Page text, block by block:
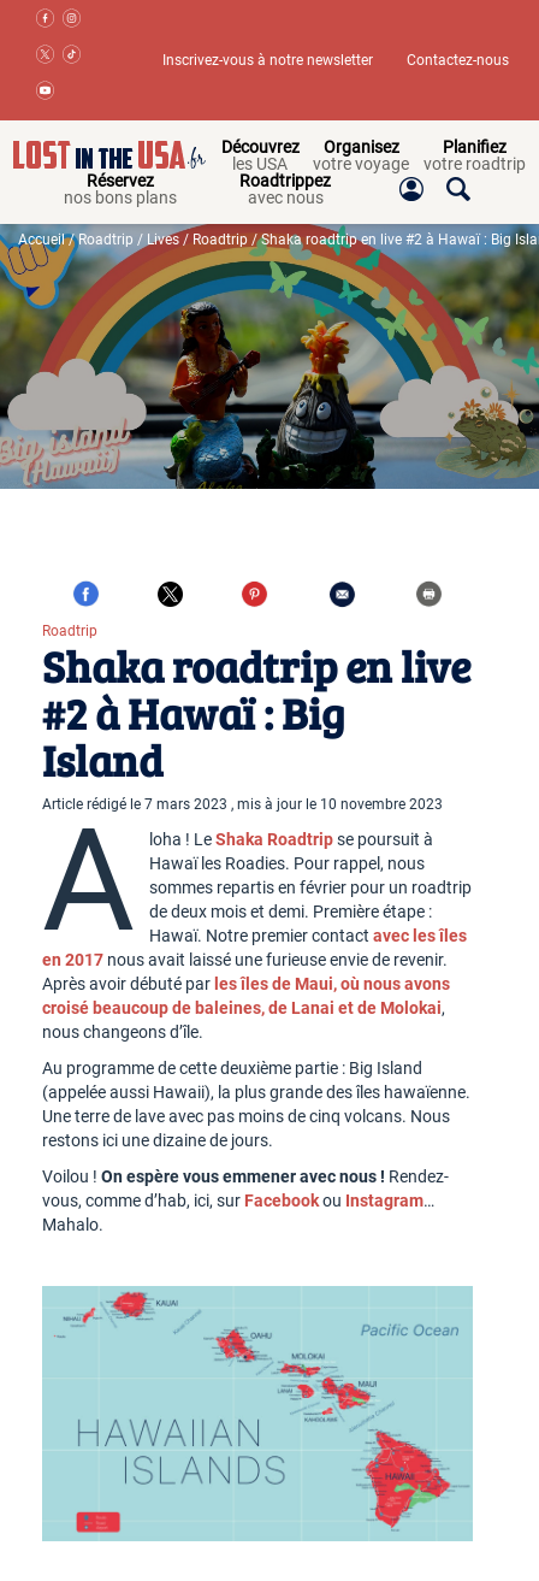
Inscrivez-vous à notre newsletter Contactez-nous
Découvrez
les USA
Organisez
votre voyage
Planifiez
votre roadtrip
Réservez
nos bons plans
Roadtrippez
avec nous
Accueil/Roadtrip / Lives / Roadtrip / Shaka roadtrip en live #2 à Hawaï : Big
Roadtrip
Shaka roadtrip en live
#2 à Hawaï : Big
Island
Article rédigé le 7 mars 2023 , mis à jour le 10 novembre 2023
A loha ! LeShaka Roadtripse poursuit à
Hawaï les Roadies. Pour rappel, nous
sommes repartis en février pour un roadtrip
de deux mois et demi. Première étape :
Hawaï. Notre premier contact avec les îles
en 2017 nous avait laissé une furieuse envie de revenir.
Après avoir débuté par les îles de Maui, où nous avons
croisé beaucoup de baleines, de Lanai et de Molokai,
nous changeons d’île.
Au programme de cette deuxième partie : Big Island
(appelée aussi Hawaii), la plus grande des îles hawaïenne.
Une terre de lave avec pas moins de cinq volcans. Nous
restons ici une dizaine de jours.
Voilou ! On espère vous emmener avec nous ! Rendez-
vous, comme d’hab, ici, sur Facebookou Instagram…
Mahalo.